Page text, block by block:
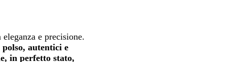
e precisione.
autentici e
in perfetto stato,